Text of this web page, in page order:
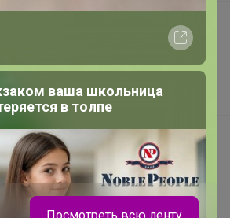
ваша школьница
в толпе